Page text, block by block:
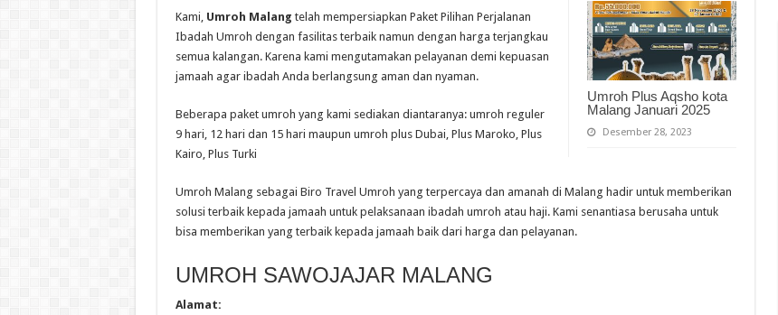
Umroh Plus Aqsho kota
Malang Januari 2025
Desember 28, 2023
Kami, Umroh Malang telah mempersiapkan Paket Pilihan Perjalanan
Ibadah Umroh dengan fasilitas terbaik namun dengan harga terjangkau
semua kalangan. Karena kami mengutamakan pelayanan demi kepuasan
jamaah agar ibadah Anda berlangsung aman dan nyaman.
Beberapa paket umroh yang kami sediakan diantaranya: umroh reguler
9 hari, 12 hari dan 15 hari maupun umroh plus Dubai, Plus Maroko, Plus
Kairo, Plus Turki
Umroh Malang sebagai Biro Travel Umroh yang terpercaya dan amanah di Malang hadir untuk memberikan
solusi terbaik kepada jamaah untuk pelaksanaan ibadah umroh atau haji. Kami senantiasa berusaha untuk
bisa memberikan yang terbaik kepada jamaah baik dari harga dan pelayanan.
UMROH SAWOJAJAR MALANG
Alamat: